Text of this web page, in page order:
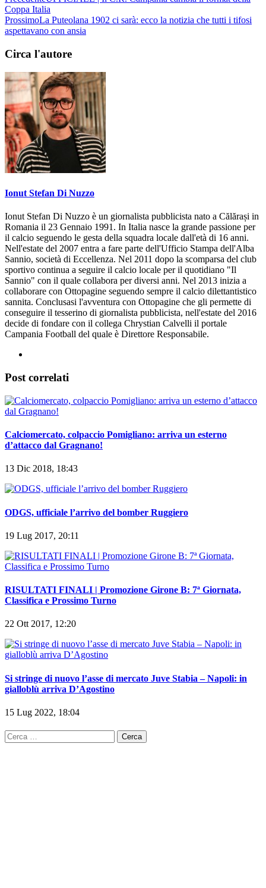
Coppa Italia
ProssimoLa Puteolana 1902 ci sarà: ecco la notizia che tutti i tifosi
aspettavano con ansia
Circa l'autore
Ionut Stefan Di Nuzzo
Ionut Stefan Di Nuzzo è un giornalista pubblicista nato a Călărași in
Romania il 23 Gennaio 1991. In Italia nasce la grande passione per
il calcio seguendo le gesta della squadra locale dall'età di 16 anni.
Nell'estate del 2007 entra a fare parte dell'Ufficio Stampa dell'Alba
Sannio, società di Eccellenza. Nel 2011 dopo la scomparsa del club
sportivo continua a seguire il calcio locale per il quotidiano "Il
Sannio" con il quale collabora per diversi anni. Nel 2013 inizia a
collaborare con Ottopagine seguendo sempre il calcio dilettantistico
sannita. Conclusasi l'avventura con Ottopagine che gli permette di
conseguire il tesserino di giornalista pubblicista, nell'estate del 2016
decide di fondare con il collega Chrystian Calvelli il portale
Campania Football del quale è Direttore Responsabile.
Post correlati
Calciomercato, colpaccio Pomigliano: arriva un esterno
d’attacco dal Gragnano!
13 Dic 2018, 18:43
ODGS, ufficiale l’arrivo del bomber Ruggiero
19 Lug 2017, 20:11
RISULTATI FINALI | Promozione Girone B: 7ª Giornata,
Classifica e Prossimo Turno
22 Ott 2017, 12:20
Si stringe di nuovo l’asse di mercato Juve Stabia – Napoli: in
gialloblù arriva D’Agostino
15 Lug 2022, 18:04
Ricerca
per: